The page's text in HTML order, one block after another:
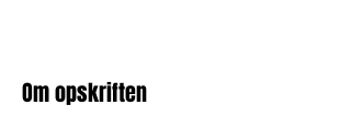
Om opskriften